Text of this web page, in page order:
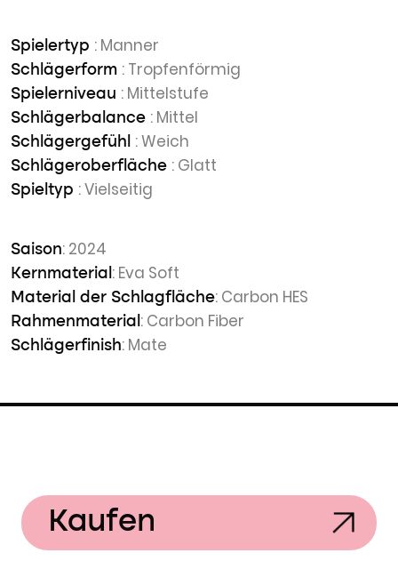
Spielertyp : Manner
Schlägerform : Tropfenförmig
Spielerniveau : Mittelstufe
Schlägerbalance : Mittel
Schlägergefühl : Weich
Schlägeroberfläche : Glatt
Spieltyp : Vielseitig
Saison: 2024
Kernmaterial : Eva Soft
Material der Schlagfläche: Carbon HES
Rahmenmaterial : Carbon Fiber
Schlägerfinish: Mate
Kaufen